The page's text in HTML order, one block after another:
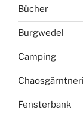
Bücher
Burgwedel
Camping
Fensterbank